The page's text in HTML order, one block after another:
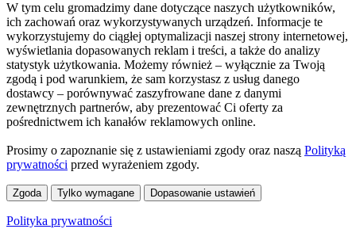
W tym celu gromadzimy dane dotyczące naszych użytkowników,
ich zachowań oraz wykorzystywanych urządzeń. Informacje te
wykorzystujemy do ciągłej optymalizacji naszej strony internetowej,
wyświetlania dopasowanych reklam i treści, a także do analizy
statystyk użytkowania. Możemy również – wyłącznie za Twoją
zgodą i pod warunkiem, że sam korzystasz z usług danego
dostawcy – porównywać zaszyfrowane dane z danymi
zewnętrznych partnerów, aby prezentować Ci oferty za
pośrednictwem ich kanałów reklamowych online.
Prosimy o zapoznanie się z ustawieniami zgody oraz naszą Polityką
prywatności przed wyrażeniem zgody.
Zgoda Tylko wymagane Dopasowanie ustawień
Polityka prywatności